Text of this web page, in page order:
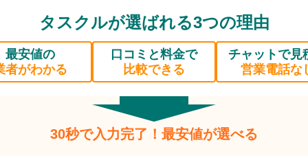
タスクルが選ばれる3つの理由
最安値の
者がわかる
口コミと料金で
比較できる
チャットで見
営業電話な
30秒で入力完了！最安値が選べる